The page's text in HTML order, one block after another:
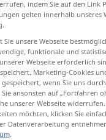
indem Sie auf den Link
gelten innerhalb
Sie unsere Webseite
funktionale und
Webseite erforderlich
Marketing-Cookies
wenn Sie uns
ansonsten auf „Fortfahren
unserer Webseite
möchten, klicken Sie
Datenverarbeitung
.